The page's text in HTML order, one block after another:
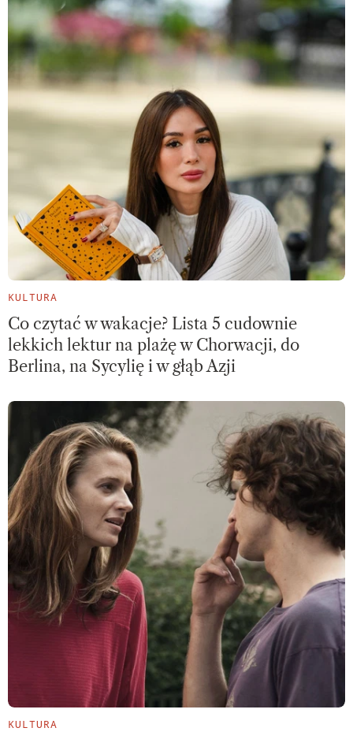
KULTURA
Co czytać w wakacje? Lista 5 cudownie
lekkich lektur na plażę w Chorwacji, do
Berlina, na Sycylię i w głąb Azji
KULTURA